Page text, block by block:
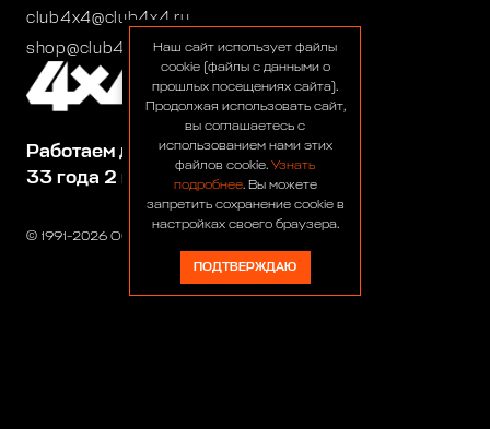
© 1991-2026 ООО «Сервис 4х4»
Работаем для вас:
33 года 2 месяца 24 дня
club4x4@club4x4.ru
shop@club4x4.ruНаш сайт использует файлы
cookie (файлы с данными о
прошлых посещениях сайта).
Продолжая использовать сайт,
вы соглашаетесь с
использованием нами этих
файлов cookie. Узнать
подробнее. Вы можете
запретить сохранение cookie в
настройках своего браузера.
ПОДТВЕРЖДАЮ